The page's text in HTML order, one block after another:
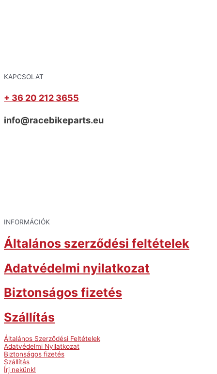
KAPCSOLAT
+ 36 20 212 3655
info@racebikeparts.eu
INFORMÁCIÓK
Általános szerződési feltételek
Adatvédelmi nyilatkozat
Biztonságos fizetés
Szállítás
Általános Szerződési Feltételek
Adatvédelmi Nyilatkozat
Biztonságos fizetés
Szállítás
Írj nekünk!